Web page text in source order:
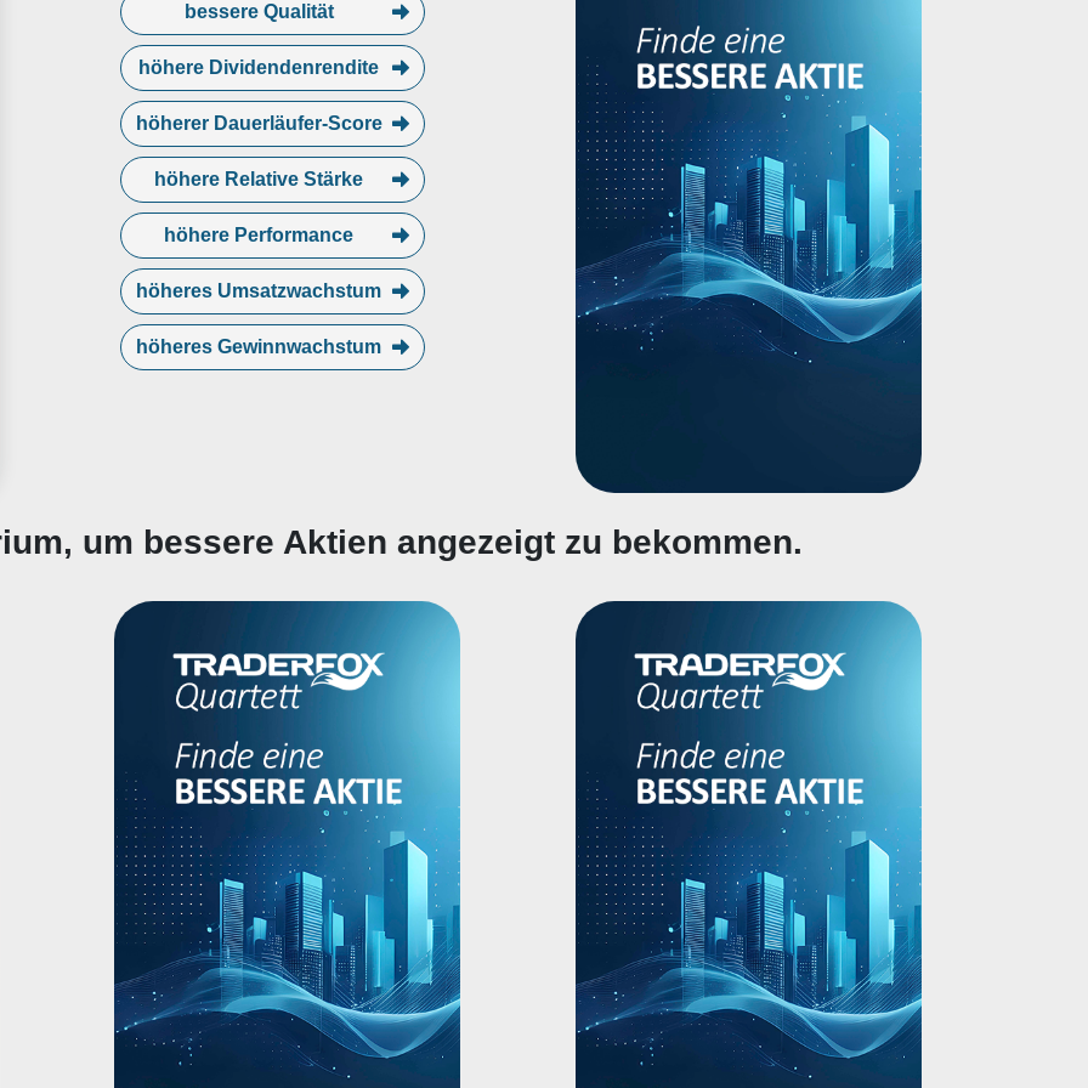
bessere Qualität
höhere Dividendenrendite
höherer Dauerläufer-Score
höhere Relative Stärke
höhere Performance
höheres Umsatzwachstum
höheres Gewinnwachstum
um bessere Aktien angezeigt zu bekommen.